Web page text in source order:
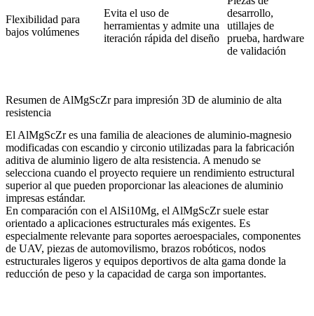
Flexibilidad para
bajos volúmenes
Evita el uso de
herramientas y admite una
iteración rápida del diseño
desarrollo,
utillajes de
prueba, hardware
de validación
Resumen de AlMgScZr para impresión 3D de aluminio de alta
resistencia
El AlMgScZr es una familia de aleaciones de aluminio-magnesio
modificadas con escandio y circonio utilizadas para la fabricación
aditiva de aluminio ligero de alta resistencia. A menudo se
selecciona cuando el proyecto requiere un rendimiento estructural
superior al que pueden proporcionar las aleaciones de aluminio
impresas estándar.
En comparación con el AlSi10Mg, el AlMgScZr suele estar
orientado a aplicaciones estructurales más exigentes. Es
especialmente relevante para soportes aeroespaciales, componentes
de UAV, piezas de automovilismo, brazos robóticos, nodos
estructurales ligeros y equipos deportivos de alta gama donde la
reducción de peso y la capacidad de carga son importantes.